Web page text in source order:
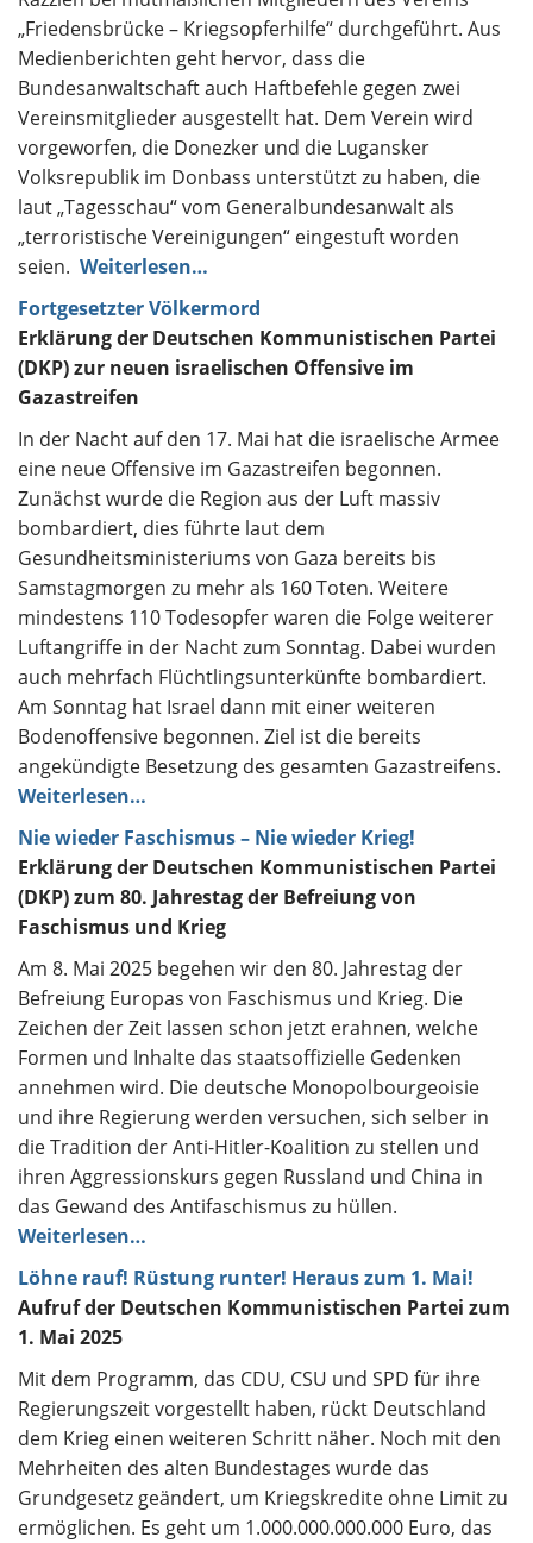
„Friedensbrücke – Kriegsopferhilfe“ durchgeführt. Aus
Medienberichten geht hervor, dass die
Bundesanwaltschaft auch Haftbefehle gegen zwei
Vereinsmitglieder ausgestellt hat. Dem Verein wird
vorgeworfen, die Donezker und die Lugansker
Volksrepublik im Donbass unterstützt zu haben, die
laut „Tagesschau“ vom Generalbundesanwalt als
„terroristische Vereinigungen“ eingestuft worden
seien. Weiterlesen…
Fortgesetzter Völkermord
Erklärung der Deutschen Kommunistischen Partei
(DKP) zur neuen israelischen Offensive im
Gazastreifen
In der Nacht auf den 17. Mai hat die israelische Armee
eine neue Offensive im Gazastreifen begonnen.
Zunächst wurde die Region aus der Luft massiv
bombardiert, dies führte laut dem
Gesundheitsministeriums von Gaza bereits bis
Samstagmorgen zu mehr als 160 Toten. Weitere
mindestens 110 Todesopfer waren die Folge weiterer
Luftangriffe in der Nacht zum Sonntag. Dabei wurden
auch mehrfach Flüchtlingsunterkünfte bombardiert.
Am Sonntag hat Israel dann mit einer weiteren
Bodenoffensive begonnen. Ziel ist die bereits
angekündigte Besetzung des gesamten Gazastreifens.
Weiterlesen…
Nie wieder Faschismus – Nie wieder Krieg!
Erklärung der Deutschen Kommunistischen Partei
(DKP) zum 80. Jahrestag der Befreiung von
Faschismus und Krieg
Am 8. Mai 2025 begehen wir den 80. Jahrestag der
Befreiung Europas von Faschismus und Krieg. Die
Zeichen der Zeit lassen schon jetzt erahnen, welche
Formen und Inhalte das staatsoffizielle Gedenken
annehmen wird. Die deutsche Monopolbourgeoisie
und ihre Regierung werden versuchen, sich selber in
die Tradition der Anti-Hitler-Koalition zu stellen und
ihren Aggressionskurs gegen Russland und China in
das Gewand des Antifaschismus zu hüllen.
Weiterlesen…
Löhne rauf! Rüstung runter! Heraus zum 1. Mai!
Aufruf der Deutschen Kommunistischen Partei zum
1. Mai 2025
Mit dem Programm, das CDU, CSU und SPD für ihre
Regierungszeit vorgestellt haben, rückt Deutschland
dem Krieg einen weiteren Schritt näher. Noch mit den
Mehrheiten des alten Bundestages wurde das
Grundgesetz geändert, um Kriegskredite ohne Limit zu
ermöglichen. Es geht um 1.000.000.000.000 Euro, das